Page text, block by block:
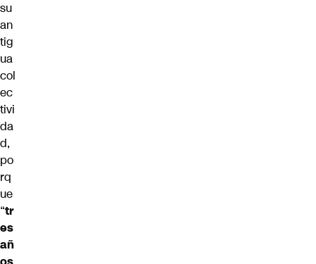
su
an
tig
ua
col
ec
tivi
da
d,
po
rq
ue
“tr
es
añ